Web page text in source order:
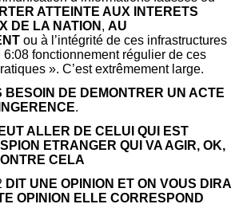
ATTEINTE AUX INTERETS
DE LA NATION ,AU
ou à l’intégrité de ces infrastructures
fonctionnement régulier de ces
». C’est extrêmement large.
BESOIN DE DEMONTRER UN ACTE
.
ALLER DE CELUI QUI EST
ETRANGER QUI VA AGIR, OK,
CELA
DIT UNE OPINION ET ON VOUS DIRA
OPINION ELLE CORRESPOND